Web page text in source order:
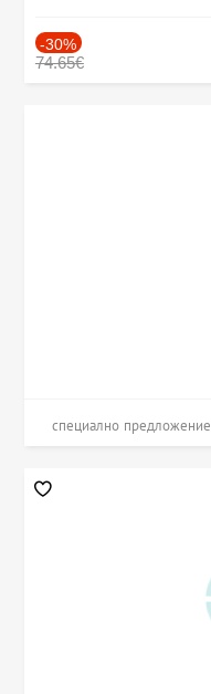
-30%
74.65€
специално предложение